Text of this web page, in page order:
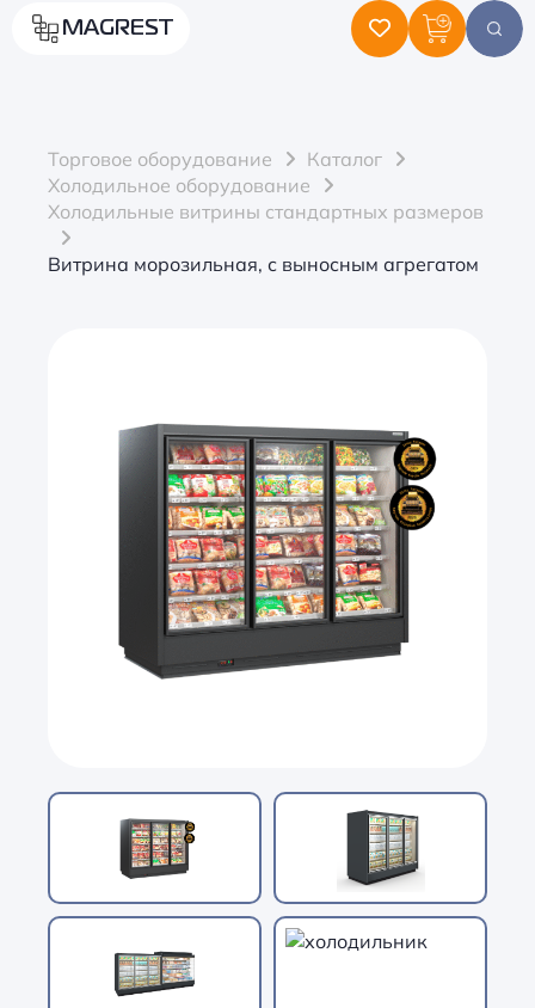
MAGREST
Торговое оборудование
Каталог
Холодильное оборудование
Холодильные витрины стандартных размеров
Витрина морозильная, с выносным агрегатом